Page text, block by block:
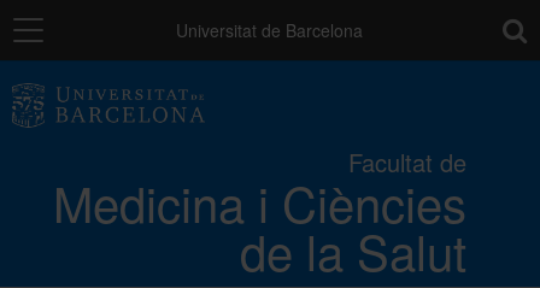
Navegació Universitat de Barcelona
Facultat de
Medicina i Ciències
de la Salut
Els campus
Docència